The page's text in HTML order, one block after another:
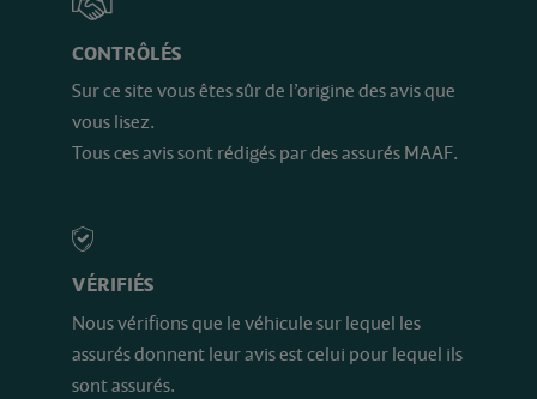
CONTRÔLÉS
Sur ce site vous êtes sûr de l’origine des avis que
vous lisez.
Tous ces avis sont rédigés par des assurés MAAF.
VÉRIFIÉS
Nous vérifions que le véhicule sur lequel les
assurés donnent leur avis est celui pour lequel ils
sont assurés.